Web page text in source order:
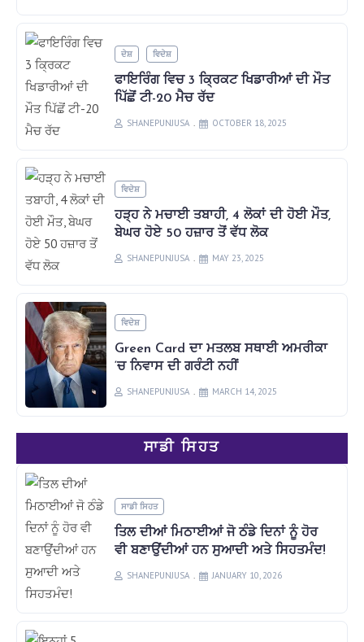
ਦੇਸ਼ ਵਿਦੇਸ਼
ਫਾਇਰਿੰਗ ਵਿਚ 3 ਕ੍ਰਿਕਟ ਖਿਡਾਰੀਆਂ ਦੀ ਮੌਤ
ਪਿੱਛੋਂ ਟੀ-20 ਮੈਚ ਰੱਦ
SHANEPUNJUSA OCTOBER 18, 2025
ਵਿਦੇਸ਼
ਹੜ੍ਹ ਨੇ ਮਚਾਈ ਤਬਾਹੀ, 4 ਲੋਕਾਂ ਦੀ ਹੋਈ ਮੌਤ,
ਬੇਘਰ ਹੋਏ 50 ਹਜ਼ਾਰ ਤੋਂ ਵੱਧ ਲੋਕ
SHANEPUNJUSA MAY 23, 2025
ਵਿਦੇਸ਼
Green Card ਦਾ ਮਤਲਬ ਸਥਾਈ ਅਮਰੀਕਾ
‘ਚ ਨਿਵਾਸ ਦੀ ਗਰੰਟੀ ਨਹੀਂ
SHANEPUNJUSA MARCH 14, 2025
ਸਾਡੀ ਸਿਹਤ
ਸਾਡੀ ਸਿਹਤ
ਤਿਲ ਦੀਆਂ ਮਿਠਾਈਆਂ ਜੋ ਠੰਡੇ ਦਿਨਾਂ ਨੂੰ ਹੋਰ
ਵੀ ਬਣਾਉਂਦੀਆਂ ਹਨ ਸੁਆਦੀ ਅਤੇ ਸਿਹਤਮੰਦ!
SHANEPUNJUSA JANUARY 10, 2026